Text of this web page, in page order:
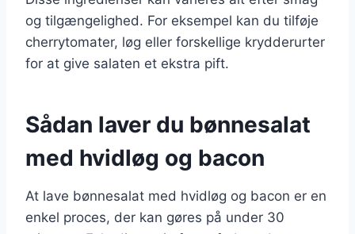
og tilgængelighed. For eksempel kan du tilføje
cherrytomater, løg eller forskellige krydderurter
for at give salaten et ekstra pift.
Sådan laver du bønnesalat
med hvidløg og bacon
At lave bønnesalat med hvidløg og bacon er en
enkel proces, der kan gøres på under 30